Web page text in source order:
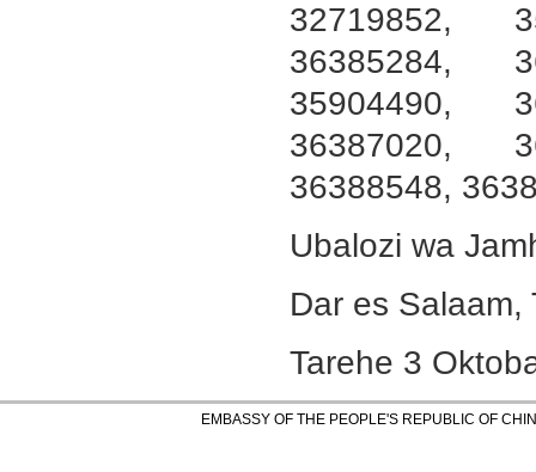
32719852,
36385284,
35904490,
36387020,
36388548,
Ubalozi wa
Dar es Salaam,
Tarehe 3
EMBASSY OF THE PEOPLE'S REPUBLIC OF